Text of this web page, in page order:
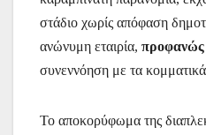
στάδιο χωρίς απόφαση
ανώνυμη εταιρία, προφανώς
συνεννόηση με τα κομματικά
Το αποκορύφωμα της